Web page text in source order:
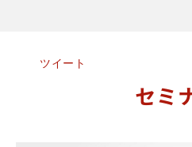
ツイート
セミ